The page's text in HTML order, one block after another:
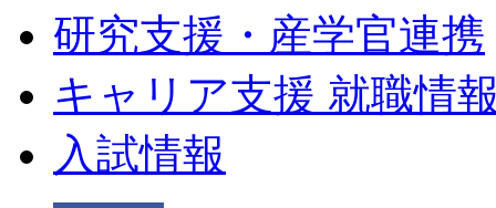
研究支援・産学官連携
キャリア支援 就職情
入試情報